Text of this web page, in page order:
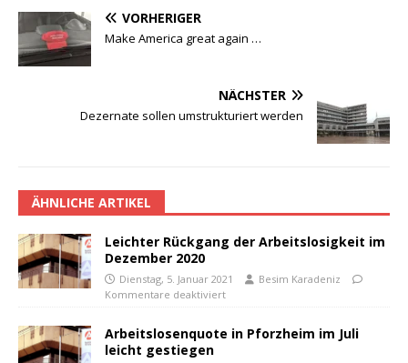
VORHERIGER
Make America great again …
NÄCHSTER
Dezernate sollen umstrukturiert werden
ÄHNLICHE ARTIKEL
Leichter Rückgang der Arbeitslosigkeit im
Dezember 2020
Dienstag, 5. Januar 2021
Besim Karadeniz
Kommentare deaktiviert
Arbeitslosenquote in Pforzheim im Juli
leicht gestiegen